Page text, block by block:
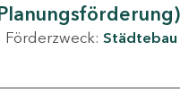
Förderzweck: Städtebau